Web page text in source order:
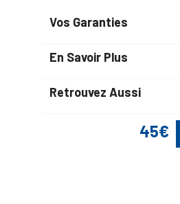
45€
Vos Garanties
En Savoir Plus
Retrouvez Aussi